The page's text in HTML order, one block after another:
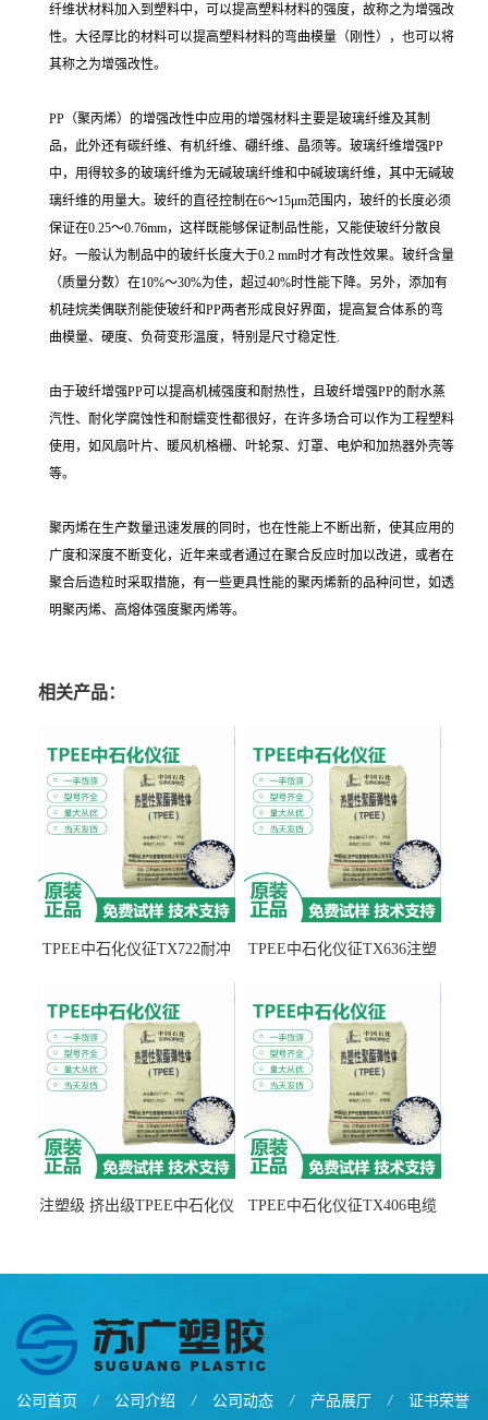
纤维状材料加入到塑料中，可以提高塑料材料的强度，故称之为增强改
性。大径厚比的材料可以提高塑料材料的弯曲模量（刚性），也可以将
其称之为增强改性。
PP（聚丙烯）的增强改性中应用的增强材料主要是玻璃纤维及其制
品，此外还有碳纤维、有机纤维、硼纤维、晶须等。玻璃纤维增强PP
中，用得较多的玻璃纤维为无碱玻璃纤维和中碱玻璃纤维，其中无碱玻
璃纤维的用量大。玻纤的直径控制在6～15μm范围内，玻纤的长度必须
保证在0.25～0.76mm，这样既能够保证制品性能，又能使玻纤分散良
好。一般认为制品中的玻纤长度大于0.2 mm时才有改性效果。玻纤含量
（质量分数）在10%～30%为佳，超过40%时性能下降。另外，添加有
机硅烷类偶联剂能使玻纤和PP两者形成良好界面，提高复合体系的弯
曲模量、硬度、负荷变形温度，特别是尺寸稳定性.
由于玻纤增强PP可以提高机械强度和耐热性，且玻纤增强PP的耐水蒸
汽性、耐化学腐蚀性和耐蠕变性都很好，在许多场合可以作为工程塑料
使用，如风扇叶片、暖风机格栅、叶轮泵、灯罩、电炉和加热器外壳等
等。
聚丙烯在生产数量迅速发展的同时，也在性能上不断出新，使其应用的
广度和深度不断变化，近年来或者通过在聚合反应时加以改进，或者在
聚合后造粒时采取措施，有一些更具性能的聚丙烯新的品种问世，如透
明聚丙烯、高熔体强度聚丙烯等。
相关产品：
TPEE中石化仪征TX722耐冲
TPEE中石化仪征TX636注塑
注塑级 挤出级TPEE中石化仪
TPEE中石化仪征TX406电缆
公司首页 / 公司介绍 / 公司动态 / 产品展厅 / 证书荣誉